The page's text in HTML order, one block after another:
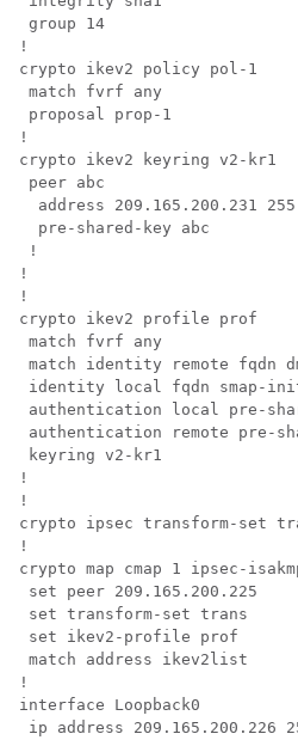
group 14
!
crypto ikev2 policy pol-1
match fvrf any
proposal prop-1
!
crypto ikev2 keyring v2-kr1
peer abc
address 209.165.200.231
  pre-shared-key abc
!
!
!
crypto ikev2 profile prof
match fvrf any
match identity remote fqdn
identity local fqdn smap-
authentication local pre-
authentication remote pre-
keyring v2-kr1
!
!
crypto ipsec transform-set
!
crypto map cmap 1 ipsec-
set peer 209.165.200.225
set transform-set trans
set ikev2-profile prof
match address ikev2list
!
interface Loopback0
ip address 209.165.200.226